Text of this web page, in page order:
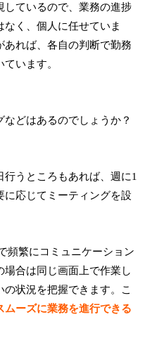
しているので、業務の進捗
く、個人に任せていま
れば、各自の判断で勤務
います。
どはあるのでしょうか？
うところもあれば、週に1
に応じてミーティングを設
頻繁にコミュニケーション
場合は同じ画面上で作業し
状況を把握できます。こ
ムーズに業務を進行できる